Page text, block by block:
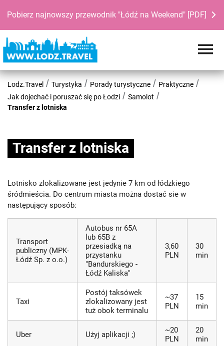
Pobierz najnowszy przewodnik "Łódź na Weekend" [PDF]
Lodz.Travel Turystyka Porady turystyczne
Praktyczne
Jak dojechać i poruszać się po Łodzi
Samolot
Transfer z lotniska
Transfer z lotniska
Lotnisko zlokalizowane jest jedynie 7 km od łódzkiego
śródmieścia. Do centrum miasta można dostać sie w
następujący sposób:
Transport
publiczny (MPK-
Łódź Sp. z o.o.)
Autobus nr 65A
lub 65B z
przesiadką na
przystanku
"Bandurskiego -
Łódź Kaliska"
3,60
PLN
30
min
Taxi
Postój taksówek
zlokalizowany jest
tuż obok terminalu
~37
PLN
15
min
Uber Użyj aplikacji ;)
~20
PLN
20
min